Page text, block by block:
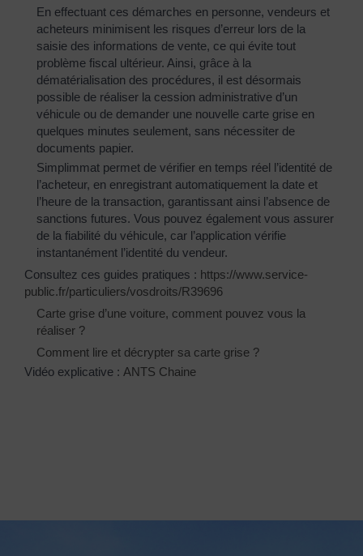
En effectuant ces démarches en personne, vendeurs et
acheteurs minimisent les risques d’erreur lors de la
saisie des informations de vente, ce qui évite tout
problème fiscal ultérieur. Ainsi, grâce à la
dématérialisation des procédures, il est désormais
possible de réaliser la cession administrative d’un
véhicule ou de demander une nouvelle carte grise en
quelques minutes seulement, sans nécessiter de
documents papier.
Simplimmat permet de vérifier en temps réel l’identité de
l’acheteur, en enregistrant automatiquement la date et
l’heure de la transaction, garantissant ainsi l’absence de
sanctions futures. Vous pouvez également vous assurer
de la fiabilité du véhicule, car l’application vérifie
instantanément l’identité du vendeur.
Consultez ces guides pratiques : https://www.service-
public.fr/particuliers/vosdroits/R39696
Carte grise d’une voiture, comment pouvez vous la
réaliser ?
Comment lire et décrypter sa carte grise ?
Vidéo explicative : ANTS Chaine